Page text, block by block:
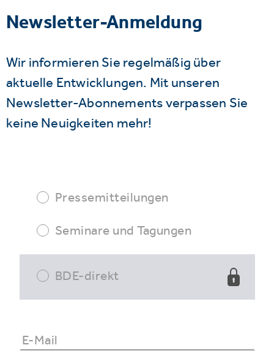
Newsletter-Anmeldung
Wir informieren Sie regelmäßig über
aktuelle Entwicklungen. Mit unseren
Newsletter-Abonnements verpassen Sie
keine Neuigkeiten mehr!
Pressemitteilungen
Seminare und Tagungen
BDE-direkt